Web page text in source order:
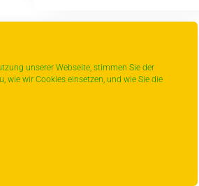
unserer Webseite, stimmen Sie der
wie wir Cookies einsetzen, und wie Sie die